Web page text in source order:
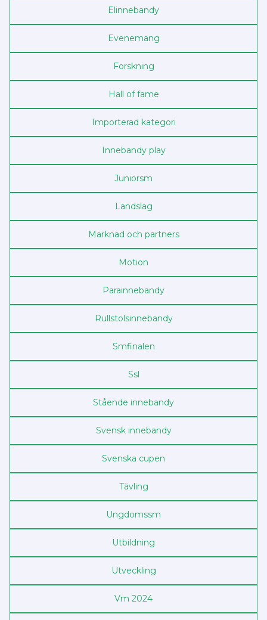
Elinnebandy
Evenemang
Forskning
Hall of fame
Importerad kategori
Innebandy play
Junior­sm
Landslag
Marknad och partners
Motion
Para­innebandy
Rullstols­innebandy
Sm­finalen
Ssl
Stående innebandy
Svensk innebandy
Svenska cupen
Tävling
Ungdoms­sm
Utbildning
Utveckling
Vm 2024